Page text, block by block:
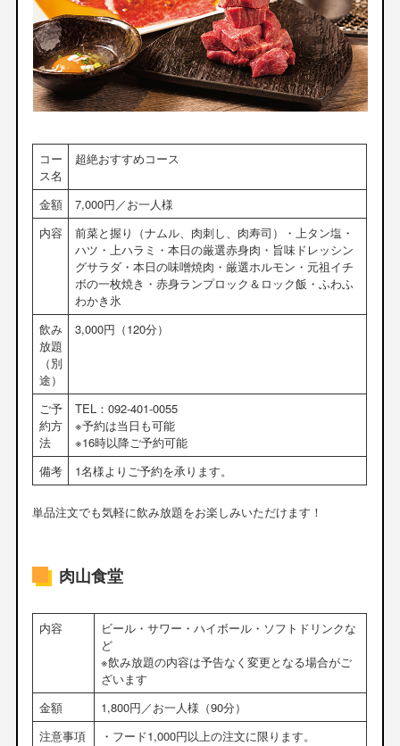
コー
ス名
超絶おすすめコース
金額
7,000円／お一人様
内容
前菜と握り（ナムル、肉刺し、肉寿司）・上タン塩・
ハツ・上ハラミ・本日の厳選赤身肉・旨味ドレッシン
グサラダ・本日の味噌焼肉・厳選ホルモン・元祖イチ
ボの一枚焼き・赤身ランプロック＆ロック飯・ふわふ
わかき氷
飲み
放題
（別
途）
3,000円（120分）
ご予
約方
法
TEL：092-401-0055
※予約は当日も可能
※16時以降ご予約可能
備考
1名様よりご予約を承ります。
単品注文でも気軽に飲み放題をお楽しみいただけます！
肉山食堂
内容
ビール・サワー・ハイボール・ソフトドリンクな
ど
※飲み放題の内容は予告なく変更となる場合がご
ざいます
金額
1,800円／お一人様（90分）
注意事項
・フード1,000円以上の注文に限ります。